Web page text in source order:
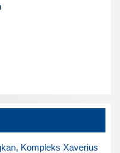
Kompleks Xaverius